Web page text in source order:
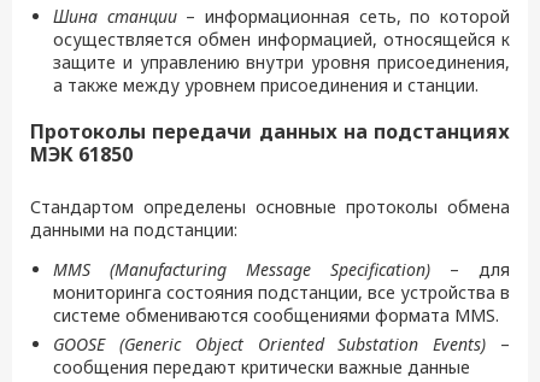
Шина станции– информационная сеть, по которой
осуществляется обмен информацией, относящейся к
защите и управлению внутри уровня присоединения,
а также между уровнем присоединения и станции.
Протоколы передачи данных на подстанциях
МЭК 61850
Стандартом определены основные протоколы обмена
данными на подстанции:
MMS (Manufacturing Message Specification) – для
мониторинга состояния подстанции, все устройства в
системе обмениваются сообщениями формата MMS.
GOOSE (Generic Object Oriented Substation Events) –
сообщения передают критически важные данные